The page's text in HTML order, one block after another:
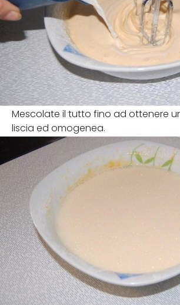
Mescolate il tutto fino ad ottenere
liscia ed omogenea.